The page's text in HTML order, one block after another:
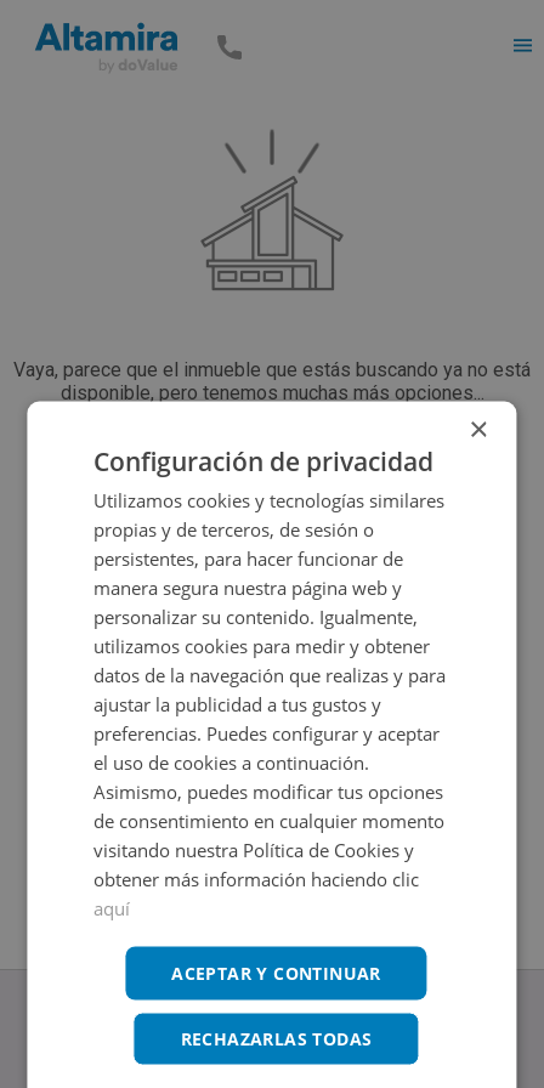
Vaya, parece que el inmueble que estás buscando ya no está
disponible, pero tenemos muchas más opciones...
Volver a buscar
Garaje en venta en RESIDENCIAL ALBOLAFIA 24
Impuestos no incluidos
×
Configuración de privacidad
Utilizamos cookies y tecnologías similares
propias y de terceros, de sesión o
persistentes, para hacer funcionar de
manera segura nuestra página web y
personalizar su contenido. Igualmente,
utilizamos cookies para medir y obtener
datos de la navegación que realizas y para
ajustar la publicidad a tus gustos y
preferencias. Puedes configurar y aceptar
el uso de cookies a continuación.
Asimismo, puedes modificar tus opciones
de consentimiento en cualquier momento
visitando nuestra Política de Cookies y
obtener más información haciendo clic
aquí
ACEPTAR Y CONTINUAR
RECHAZARLAS TODAS